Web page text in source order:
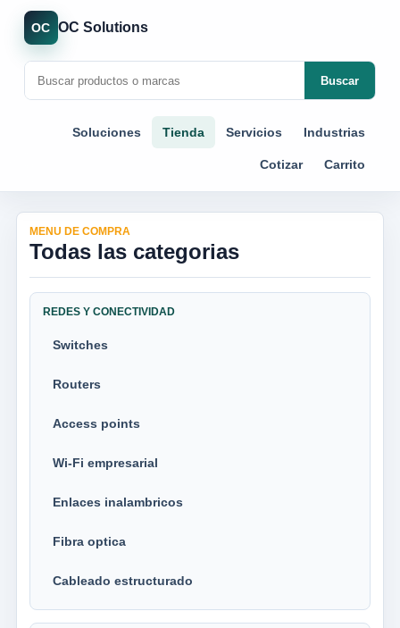
OC OC Solutions
Buscar
Soluciones Tienda Servicios Industrias
Cotizar Carrito
MENU DE COMPRA
Todas las categorias
REDES Y CONECTIVIDAD
Switches
Routers
Access points
Wi-Fi empresarial
Enlaces inalambricos
Fibra optica
Cableado estructurado